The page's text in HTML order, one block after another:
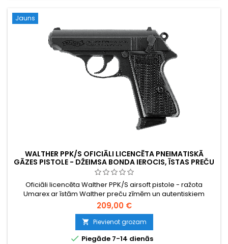
Jauns
WALTHER PPK/S OFICIĀLI LICENCĒTA PNEIMATISKĀ
GĀZES PISTOLE - DŽEIMSA BONDA IEROCIS, ĪSTAS PREČU
ZĪMES
Oficiāli licencēta Walther PPK/S airsoft pistole - ražota
Umarex ar īstām Walther preču zīmēm un autentiskiem
marķējumiem, augstākās kvalitātes konstrukcija. Ikoniskā
kompaktā vācu pistole, kas pasaulē kļuva slavena kā
Džeimsa Bonda ierocis. Zaļa gāze, 13 patronu magazīns,
&lt;1,0 J. 150 mm, 535 g.
209,00 €
 Pievienot grozam
 Piegāde 7-14 dienās